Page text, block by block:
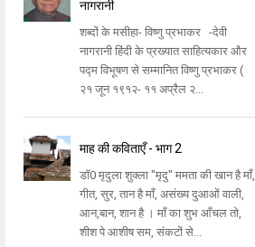
नागरानी
शब्दों के मसीहा- विष्णु प्रभाकर -देवी
नागरानी हिंदी के प्रख्यात साहित्यकार और
पद्म विभूषण से सम्मानित विष्णु प्रभाकर (
२१ जून १९१२- ११ अप्रैल २...
माह की कविताएँ - भाग 2
डॉ0 मृदुला शुक्ला "मृदु" ममता की खान है माँ,
गीत, सुर, तान है माँ, असंख्य दुआओं वाली,
आन,बान, शान है । माँ का शुभ आँचल तो,
शीश पे आशीष सम, संकटों से...